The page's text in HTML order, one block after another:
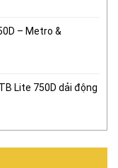
– Metro &
Lite 750D dải động